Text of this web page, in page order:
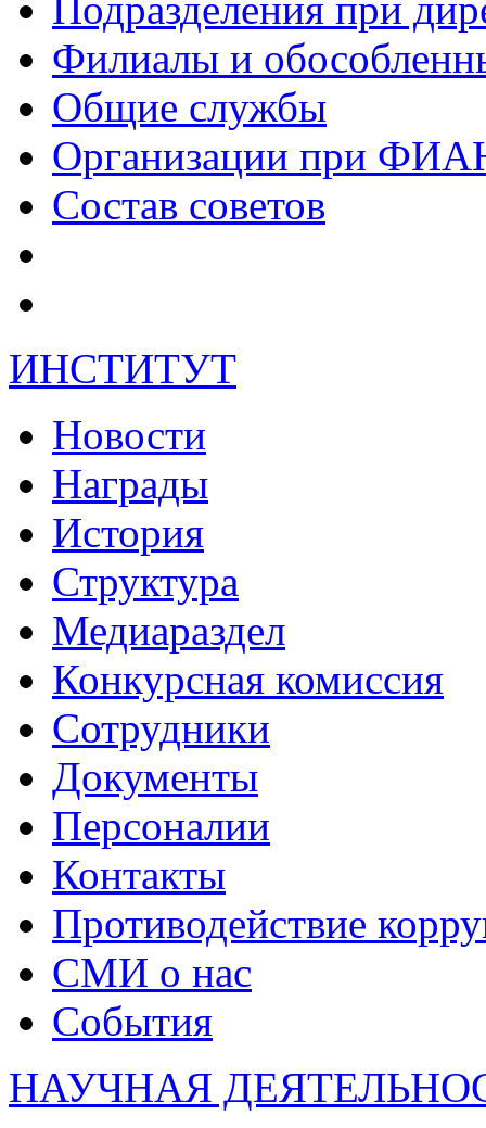
Филиалы и
Общие службы
Организации при
Состав советов
ИНСТИТУТ
Новости
Награды
История
Структура
Медиараздел
Конкурсная комиссия
Сотрудники
Документы
Персоналии
Контакты
Противодействие
СМИ о нас
События
НАУЧНАЯ